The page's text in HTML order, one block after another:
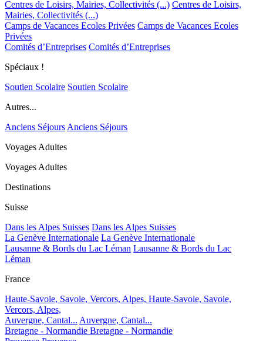
Centres de Loisirs, Mairies, Collectivités (...) Centres de Loisirs,
Mairies, Collectivités (...)
Camps de Vacances Ecoles Privées Camps de Vacances Ecoles
Privées
Comités d’Entreprises Comités d’Entreprises
Spéciaux !
Soutien Scolaire Soutien Scolaire
Autres...
Anciens Séjours Anciens Séjours
Voyages Adultes
Voyages Adultes
Destinations
Suisse
Dans les Alpes Suisses Dans les Alpes Suisses
La Genève Internationale La Genève Internationale
Lausanne & Bords du Lac Léman Lausanne & Bords du Lac
Léman
France
Haute-Savoie, Savoie, Vercors, Alpes, Haute-Savoie, Savoie,
Vercors, Alpes,
Auvergne, Cantal... Auvergne, Cantal...
Bretagne - Normandie Bretagne - Normandie